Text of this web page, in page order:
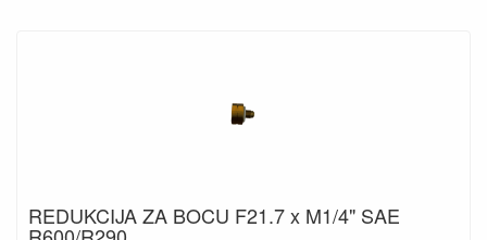
REDUKCIJA ZA BOCU F21.7 x M1/4" SAE